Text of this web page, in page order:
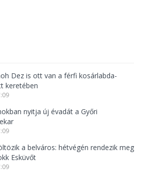
Dez is ott van a férfi kosárlabda-
keretében
nyitja új évadát a Győri
a belváros: hétvégén rendezik meg
Esküvőt